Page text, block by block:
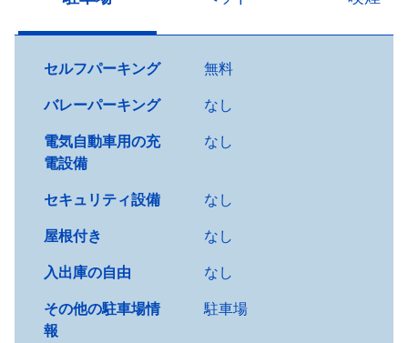
セルフパーキング
無料
バレーパーキング
なし
電気自動車用の充
電設備
なし
セキュリティ設備
なし
屋根付き
なし
入出庫の自由
なし
その他の駐車場情
報
駐車場